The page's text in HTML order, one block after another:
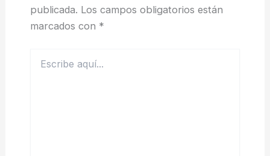
publicada. Los campos obligatorios están
marcados con *
aquí...